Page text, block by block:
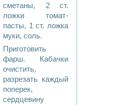
сметаны, 2 ст.
ложки томат-
пасты, 1 ст. ложка
муки, соль.
Приготовить
фарш. Кабачки
очистить,
разрезать каждый
поперек,
сердцевину